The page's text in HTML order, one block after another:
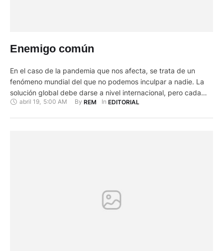
Enemigo común
En el caso de la pandemia que nos afecta, se trata de un
fenómeno mundial del que no podemos inculpar a nadie. La
solución global debe darse a nivel internacional, pero cada
país debe tomar medidas de acuerdo con sus condiciones
abril 19, 5:00 AM By REM In EDITORIAL